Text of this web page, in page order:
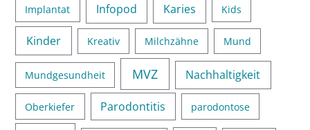
Implantat Infopod Karies Kids
Kinder Kreativ Milchzähne Mund
Mundgesundheit MVZ Nachhaltigkeit
Oberkiefer Parodontitis parodontose